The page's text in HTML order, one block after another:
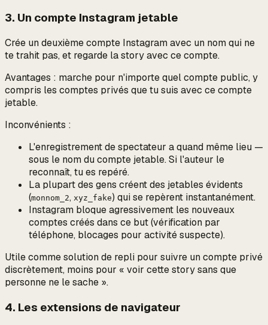
3. Un compte Instagram jetable
Crée un deuxième compte Instagram avec un nom qui ne
te trahit pas, et regarde la story avec ce compte.
Avantages : marche pour n'importe quel compte public, y
compris les comptes privés que tu suis avec ce compte
jetable.
Inconvénients :
L'enregistrement de spectateur a quand même lieu —
sous le nom du compte jetable. Si l'auteur le
reconnaît, tu es repéré.
La plupart des gens créent des jetables évidents
(monnom_2, xyz_fake) qui se repèrent instantanément.
Instagram bloque agressivement les nouveaux
comptes créés dans ce but (vérification par
téléphone, blocages pour activité suspecte).
Utile comme solution de repli pour suivre un compte privé
discrètement, moins pour « voir cette story sans que
personne ne le sache ».
4. Les extensions de navigateur